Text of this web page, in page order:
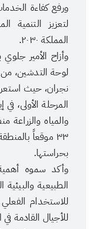
ورفع كفاءة
لتعزيز التنمية
المملكة ٢٠٣٠.
وأزاح الأمير
لوحة التدشين، من
نجران، حيث
المرحلة الأولى،
والمياه
٣٣ موقعاً
بحراستها.
وأكد سموه
الطبيعية والبيئية
للاستخدام الفعلي
للأجيال القادمة